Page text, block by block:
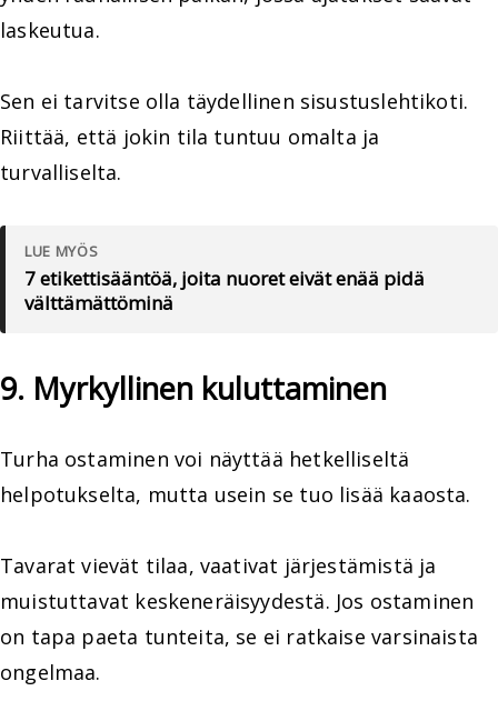
laskeutua.
Sen ei tarvitse olla täydellinen sisustuslehtikoti.
Riittää, että jokin tila tuntuu omalta ja
turvalliselta.
LUE MYÖS
7 etikettisääntöä, joita nuoret eivät enää pidä
välttämättöminä
9. Myrkyllinen kuluttaminen
Turha ostaminen voi näyttää hetkelliseltä
helpotukselta, mutta usein se tuo lisää kaaosta.
Tavarat vievät tilaa, vaativat järjestämistä ja
muistuttavat keskeneräisyydestä. Jos ostaminen
on tapa paeta tunteita, se ei ratkaise varsinaista
ongelmaa.